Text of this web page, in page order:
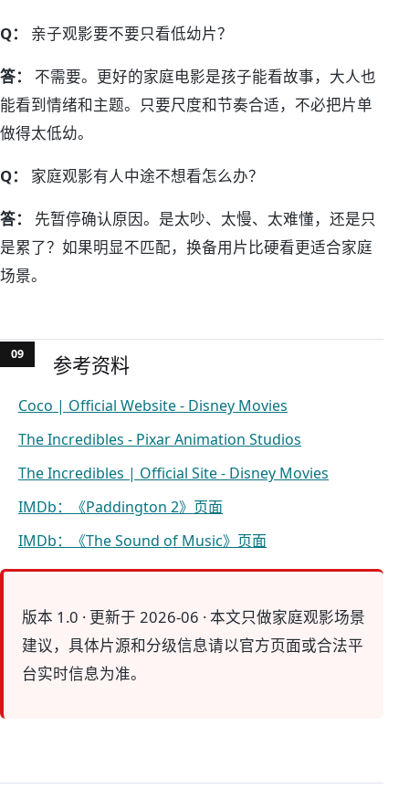
Q： 亲子观影要不要只看低幼片？
答：
不需要。更好的家庭电影是孩子能看故事，大人也
能看到情绪和主题。只要尺度和节奏合适，不必把片单
做得太低幼。
Q： 家庭观影有人中途不想看怎么办？
答：
先暂停确认原因。是太吵、太慢、太难懂，还是只
是累了？如果明显不匹配，换备用片比硬看更适合家庭
场景。
参考资料
Coco | Official Website - Disney Movies
The Incredibles - Pixar Animation Studios
The Incredibles | Official Site - Disney Movies
IMDb：《Paddington 2》页面
IMDb：《The Sound of Music》页面
版本 1.0 · 更新于 2026-06 · 本文只做家庭观影场景
建议，具体片源和分级信息请以官方页面或合法平
台实时信息为准。